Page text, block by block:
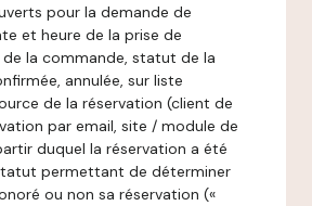
pour la demande de
et heure de la prise de
la commande, statut de la
annulée, sur liste
de la réservation (client de
par email, site / module de
duquel la réservation a été
permettant de déterminer
ou non sa réservation («